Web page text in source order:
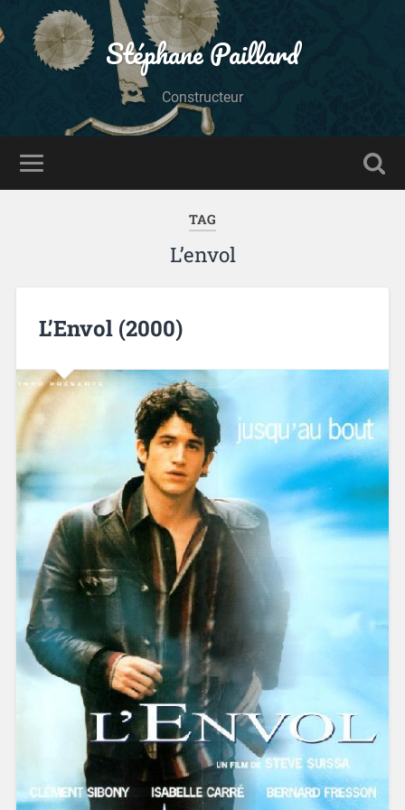
Stéphane Paillard
Constructeur
TAG
L’envol
L’Envol (2000)